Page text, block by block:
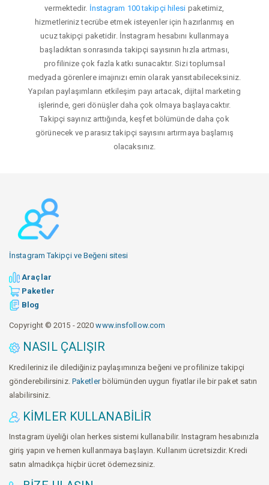
vermektedir. İnstagram 100 takipçi hilesi paketimiz,
hizmetleriniz tecrübe etmek isteyenler için hazırlanmış en
ucuz takipçi paketidir. İnstagram hesabını kullanmaya
başladıktan sonrasında takipçi sayısının hızla artması,
profilinize çok fazla katkı sunacaktır. Sizi toplumsal
medyada görenlere imajınızı emin olarak yansıtabileceksiniz.
Yapılan paylaşımların etkileşim payı artacak, dijital marketing
işlerinde, geri dönüşler daha çok olmaya başlayacaktır.
Takipçi sayınız arttığında, keşfet bölümünde daha çok
görünecek ve parasız takipçi sayısını artırmaya başlamış
olacaksınız.
İnstagram Takipçi ve Beğeni sitesi
Araçlar
Paketler
Blog
Copyright © 2015 - 2020www.insfollow.com
NASIL ÇALIŞIR
Kredileriniz ile dilediğiniz paylaşımınıza beğeni ve profilinize takipçi
gönderebilirsiniz. Paketlerbölümünden uygun fiyatlar ile bir paket satın
alabilirsiniz.
KIMLER KULLANABILIR
Instagram üyeliği olan herkes sistemi kullanabilir. Instagram hesabınızla
giriş yapın ve hemen kullanmaya başlayın. Kullanım ücretsizdir. Kredi
satın almadıkça hiçbir ücret ödemezsiniz.